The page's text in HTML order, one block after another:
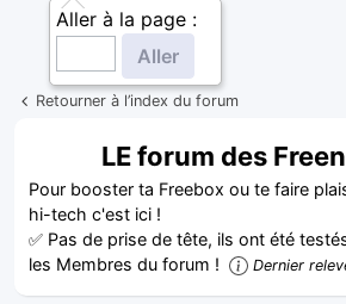
Aller à la page :
Retourner à l’index du forum
LE forum des
Pour booster ta Freebox ou te faire
hi-tech c'est ici !
✅ Pas de prise de tête, ils ont été
les Membres du forum !
Dernier